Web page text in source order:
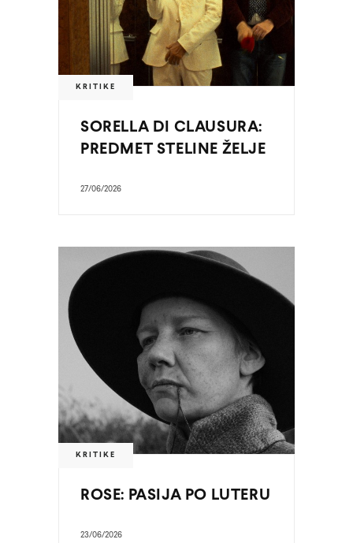
KRITIKE
SORELLA DI CLAUSURA:
PREDMET STELINE ŽELJE
27/06/2026
KRITIKE
ROSE: PASIJA PO LUTERU
23/06/2026